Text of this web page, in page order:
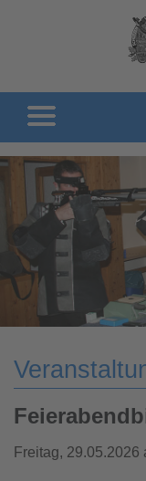
Freitag, 29.05.2026